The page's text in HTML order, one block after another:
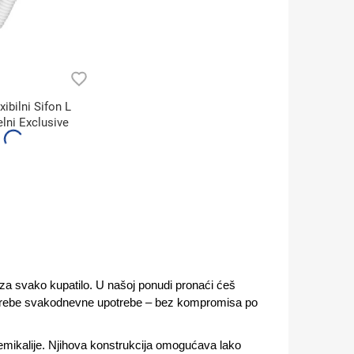
Sifon L
Exclusive
svako kupatilo. U našoj ponudi pronaći ćeš
svakodnevne upotrebe – bez kompromisa po
Njihova konstrukcija omogućava lako